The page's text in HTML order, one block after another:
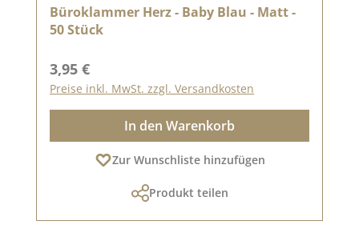
Büroklammer Herz - Baby Blau - Matt -
50 Stück
Regulärer Preis:
3,95 €
Preise inkl. MwSt. zzgl. Versandkosten
In den Warenkorb
Zur Wunschliste hinzufügen
Produkt teilen